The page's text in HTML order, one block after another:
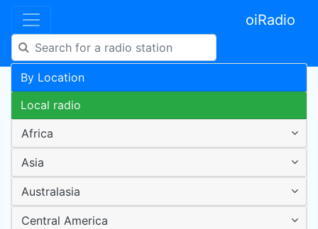
oiRadio
By Location
Local radio
Africa
Asia
Australasia
Central America